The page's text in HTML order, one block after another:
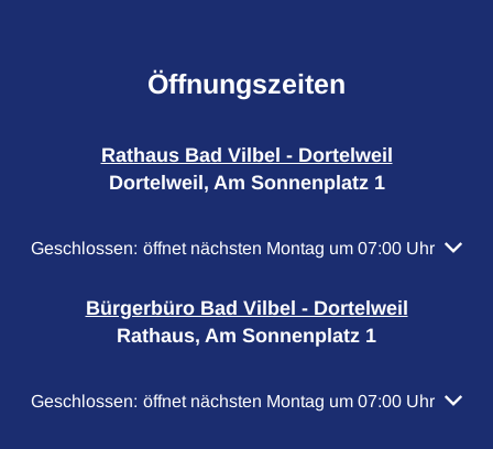
Öffnungszeiten
Rathaus Bad Vilbel - Dortelweil
Dortelweil, Am Sonnenplatz 1
Klicken, um weitere Öffnungs- oder Schließzeiten
Geschlossen: öffnet nächsten Montag um 07:00 Uhr
Bürgerbüro Bad Vilbel - Dortelweil
Rathaus, Am Sonnenplatz 1
Klicken, um weitere Öffnungs- oder Schließzeiten
Geschlossen: öffnet nächsten Montag um 07:00 Uhr